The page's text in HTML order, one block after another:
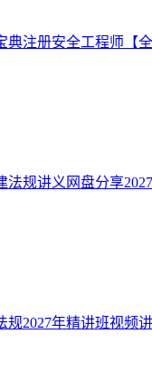
典注册安全工程师【
法规讲义网盘分享
规2027年精讲班视频